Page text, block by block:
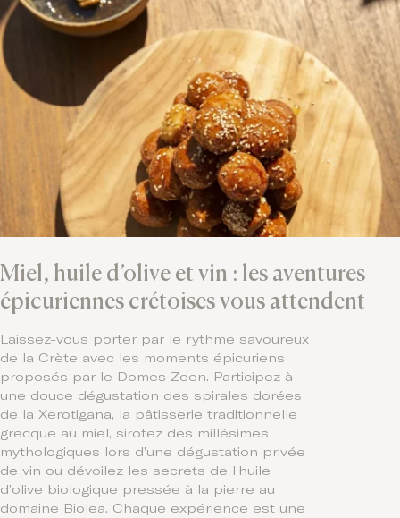
Miel, huile d’olive et vin : les aventures
épicuriennes crétoises vous attendent
Laissez-vous porter par le rythme savoureux
de la Crète avec les moments épicuriens
proposés par le Domes Zeen. Participez à
une douce dégustation des spirales dorées
de la Xerotigana, la pâtisserie traditionnelle
grecque au miel, sirotez des millésimes
mythologiques lors d’une dégustation privée
de vin ou dévoilez les secrets de l’huile
d’olive biologique pressée à la pierre au
domaine Biolea. Chaque expérience est une